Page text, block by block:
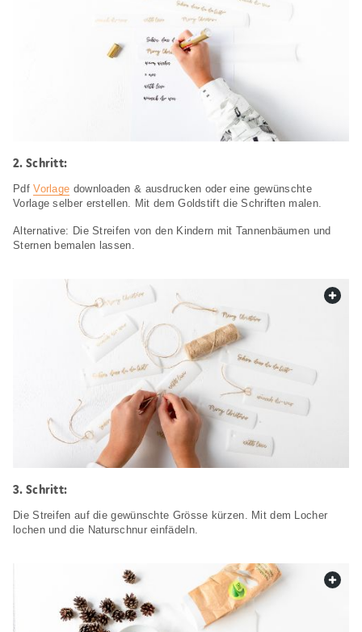
Schritt:
PdfVorlage downloaden & ausdrucken oder eine gewünschte
Vorlage selber erstellen. Mit dem Goldstift die Schriften malen.
Alternative: Die Streifen von den Kindern mit Tannenbäumen und
Sternen bemalen lassen.
Schritt:
Die Streifen auf die gewünschte Grösse kürzen. Mit dem Locher
lochen und die Naturschnur einfädeln.